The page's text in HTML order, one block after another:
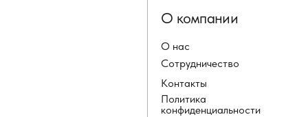
О нас
Сотрудничество
Контакты
Политика
конфиденциальности
О компании